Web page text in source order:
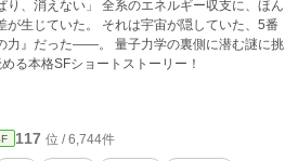
り、消えない」 全系のエネルギー収支に、ほん
が生じていた。 それは宇宙が隠していた、5番
力』だった――。 量子力学の裏側に潜む謎に挑
る本格SFショートストーリー！
117 位 / 6,744件